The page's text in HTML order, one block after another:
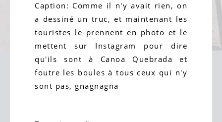
Caption: Comme il n'y avait rien, on
a dessiné un truc, et maintenant les
touristes le prennent en photo et le
mettent sur Instagram pour dire
qu'ils sont à Canoa Quebrada et
foutre les boules à tous ceux qui n'y
sont pas, gnagnagna